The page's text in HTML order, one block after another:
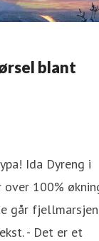
blant
Ida Dyreng i
100%
går
- Det er et